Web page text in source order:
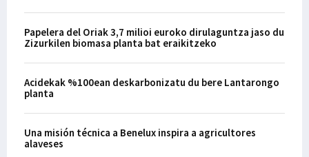
Papelera del Oriak 3,7 milioi euroko dirulaguntza jaso du
Zizurkilen biomasa planta bat eraikitzeko
Acidekak %100ean deskarbonizatu du bere Lantarongo
planta
Una misión técnica a Benelux inspira a agricultores
alaveses